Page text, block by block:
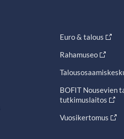
Euro & talous
Rahamuseo
BOFIT Nousevien
tutkimuslaitos
Vuosikertomus